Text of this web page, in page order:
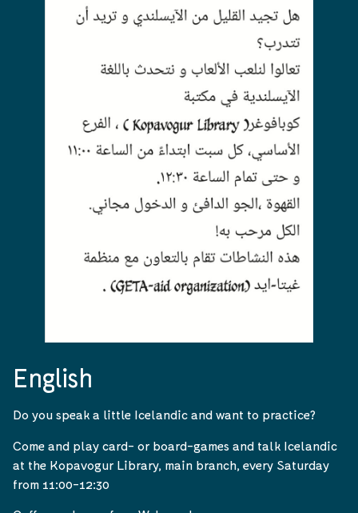
English
Do you speak a little Icelandic and want to practice?
Come and play card- or board-games and talk Icelandic
at the Kopavogur Library, main branch, every Saturday
from 11:00-12:30